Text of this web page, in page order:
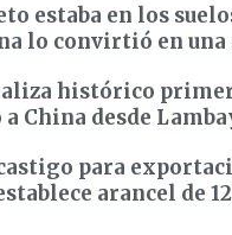
estaba en los
lo convirtió en una
histórico
a China desde
para
arancel de